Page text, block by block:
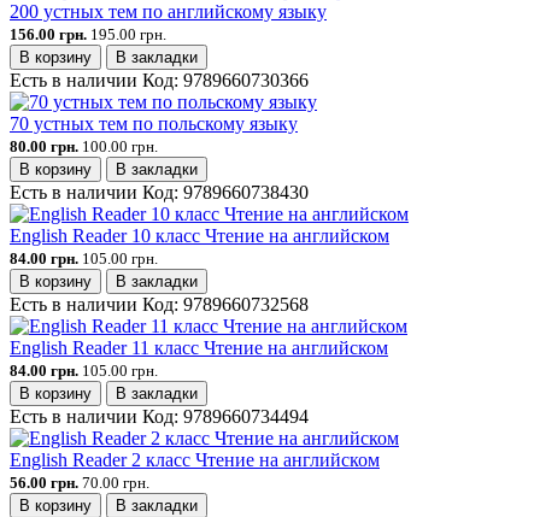
200 устных тем по английскому языку
156.00 грн. 195.00 грн.
В корзину
В закладки
Есть в наличии Код: 9789660730366
70 устных тем по польскому языку
80.00 грн. 100.00 грн.
В корзину
В закладки
Есть в наличии Код: 9789660738430
English Reader 10 класс Чтение на английском
84.00 грн. 105.00 грн.
В корзину
В закладки
Есть в наличии Код: 9789660732568
English Reader 11 класс Чтение на английском
84.00 грн. 105.00 грн.
В корзину
В закладки
Есть в наличии Код: 9789660734494
English Reader 2 класс Чтение на английском
56.00 грн. 70.00 грн.
В корзину
В закладки